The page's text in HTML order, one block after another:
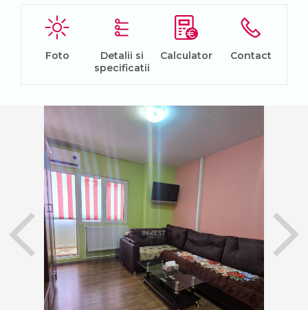
Foto
Detalii si
specificatii
Calculator Contact